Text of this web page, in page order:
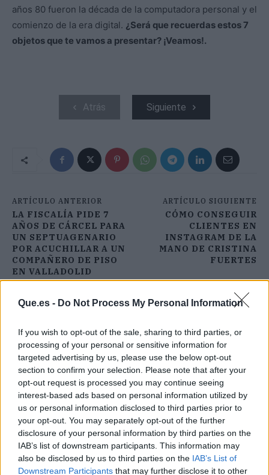
Que.es - Do Not Process My Personal Information
If you wish to opt-out of the sale, sharing to third parties, or
processing of your personal or sensitive information for
targeted advertising by us, please use the below opt-out
section to confirm your selection. Please note that after your
opt-out request is processed you may continue seeing
interest-based ads based on personal information utilized by
us or personal information disclosed to third parties prior to
your opt-out. You may separately opt-out of the further
disclosure of your personal information by third parties on the
IAB’s list of downstream participants. This information may
also be disclosed by us to third parties on the IAB’s List of
Downstream Participants that may further disclose it to other
años 80 fueron la década de la computadora personal y el
comienzo de la era digital. ¿Será que recuerdas estos 7
objetos que te vamos a presentar? ¡Veamos!.
Atrás Siguiente
ARTÍCULO ANTERIOR
LA FISCALÍA PIDE 7
AÑOS DE CÁRCEL PARA
UN SEPTUAGENARIO
POR ACUCHILLAR A UN
COMPAÑERO DE PISO
EN VALLADOLID
ARTÍCULO SIGUIENTE
CÓMO CONSEGUIR
CLIENTES EN
INSTAGRAM DE LA
MANO DE CRISTINA
FUERTES